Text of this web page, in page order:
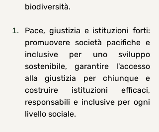
biodiversità.
Pace, giustizia e istituzioni forti:
promuovere società pacifiche e
inclusive per uno sviluppo
sostenibile, garantire l'accesso
alla giustizia per chiunque e
costruire istituzioni efficaci,
responsabili e inclusive per ogni
livello sociale.